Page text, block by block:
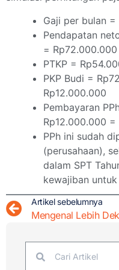
Gaji per bulan
Pendapatan
= Rp72.000.000
PTKP =
PKP Budi =
Rp12.000.000
Pembayaran
Rp12.000.000
PPh ini sudah
(perusahaan),
dalam SPT
kewajiban
Artikel sebelumnya